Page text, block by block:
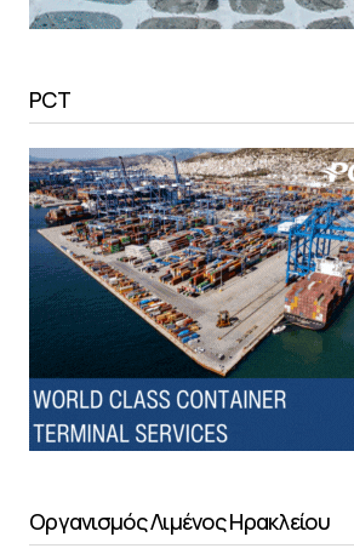
PCT
Οργανισμός Λιμένος Ηρακλείου